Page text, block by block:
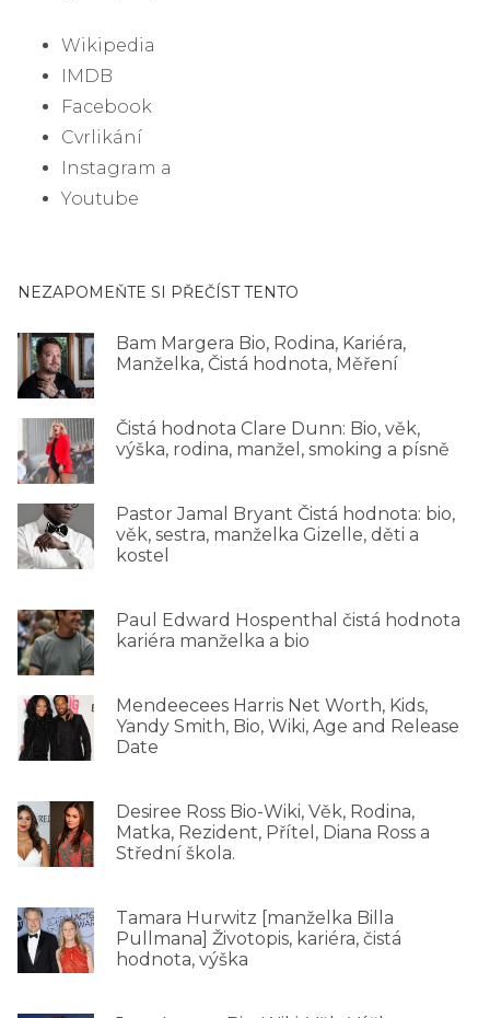
Wikipedia
IMDB
Facebook
Cvrlikání
Instagram a
Youtube
NEZAPOMEŇTE SI PŘEČÍST TENTO
Bam Margera Bio, Rodina, Kariéra,
Manželka, Čistá hodnota, Měření
Čistá hodnota Clare Dunn: Bio, věk,
výška, rodina, manžel, smoking a písně
Pastor Jamal Bryant Čistá hodnota: bio,
věk, sestra, manželka Gizelle, děti a
kostel
Paul Edward Hospenthal čistá hodnota
kariéra manželka a bio
Mendeecees Harris Net Worth, Kids,
Yandy Smith, Bio, Wiki, Age and Release
Date
Desiree Ross Bio-Wiki, Věk, Rodina,
Matka, Rezident, Přítel, Diana Ross a
Střední škola.
Tamara Hurwitz [manželka Billa
Pullmana] Životopis, kariéra, čistá
hodnota, výška